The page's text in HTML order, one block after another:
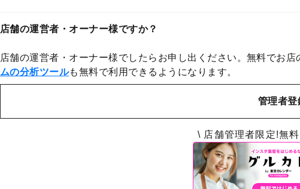
店舗の運営者・オーナー様ですか？
店舗の運営者・オーナー様でしたらお申し出ください。無料でお
ムの分析ツールも無料で利用できるようになります。
管理者登
\ 店舗管理者限定!無